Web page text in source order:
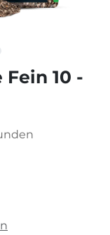
10 -